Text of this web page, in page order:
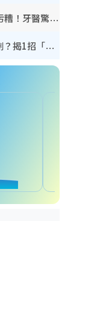
牙線棒亂用隨時越清越污糟！牙醫驚揭盲目過戶細菌恐致蛀牙：呢種先係日常真保養
WhatsApp預設貼圖點刪？揭1招「反向操作」還原簡潔介面 附3步實測教學